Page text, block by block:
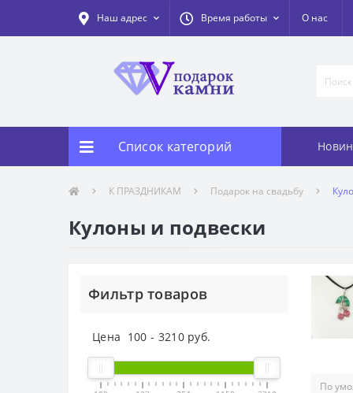
Наш адрес Время работы О нас
Список категорий
К ПРАЗДНИКАМ Подарок на свадьбу
Кулоны и подвески
Фильтр товаров
Цена 100 - 3210руб.